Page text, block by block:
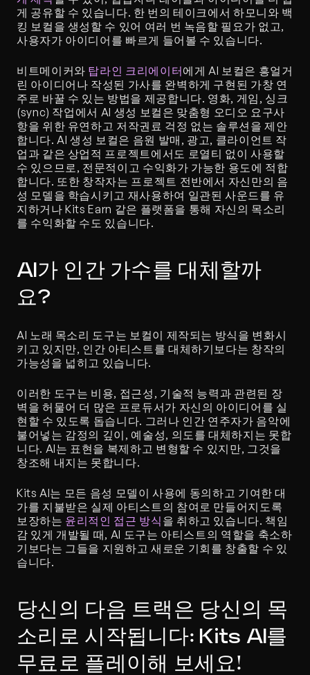
게 공유할 수 있습니다. 한 번의 테이크에서 하모니와 백
킹 보컬을 생성할 수 있어 여러 번 녹음할 필요가 없고,
사용자가 아이디어를 빠르게 들어볼 수 있습니다.
비트메이커와 탑라인 크리에이터에게 AI 보컬은 흥얼거
린 아이디어나 작성된 가사를 완벽하게 구현된 가창 연
주로 바꿀 수 있는 방법을 제공합니다. 영화, 게임, 싱크
(sync) 작업에서 AI 생성 보컬은 맞춤형 오디오 요구사
항을 위한 유연하고 저작권료 걱정 없는 솔루션을 제안
합니다. AI 생성 보컬은 음원 발매, 광고, 클라이언트 작
업과 같은 상업적 프로젝트에서도 로열티 없이 사용할
수 있으므로, 전문적이고 수익화가 가능한 용도에 적합
합니다. 또한 창작자는 프로젝트 전반에서 자신만의 음
성 모델을 학습시키고 재사용하여 일관된 사운드를 유
지하거나 Kits Earn 같은 플랫폼을 통해 자신의 목소리
를 수익화할 수도 있습니다.
AI가 인간 가수를 대체할까
요?
AI 노래 목소리 도구는 보컬이 제작되는 방식을 변화시
키고 있지만, 인간 아티스트를 대체하기보다는 창작의
가능성을 넓히고 있습니다.
이러한 도구는 비용, 접근성, 기술적 능력과 관련된 장
벽을 허물어 더 많은 프로듀서가 자신의 아이디어를 실
현할 수 있도록 돕습니다. 그러나 인간 연주자가 음악에
불어넣는 감정의 깊이, 예술성, 의도를 대체하지는 못합
니다. AI는 표현을 복제하고 변형할 수 있지만, 그것을
창조해 내지는 못합니다.
Kits AI는 모든 음성 모델이 사용에 동의하고 기여한 대
가를 지불받은 실제 아티스트의 참여로 만들어지도록
보장하는 윤리적인 접근 방식 을 취하고 있습니다. 책임
감 있게 개발될 때, AI 도구는 아티스트의 역할을 축소하
기보다는 그들을 지원하고 새로운 기회를 창출할 수 있
습니다.
당신의 다음 트랙은 당신의 목
소리로 시작됩니다: Kits AI를
무료로 플레이해 보세요!